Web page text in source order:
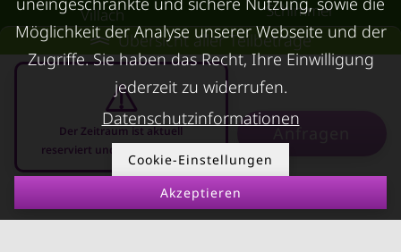
Übersicht aller Teilbeträge
Der Zeitraum ist aktuell
reserviert und nicht anfragbar
-
Anfragen
Villach
Wohnen auf Zeit in Wels
Kurzzeitmiete Klagenfurt
Wohnen auf Zeit
Dornbirn
Kurzzeitmiete
Schimmel
Trennungswohnung
Filmförderung
Österreich
RUND UMS
KONTAKT
Möglichkeit der Analyse unserer Webseite und der
Zugriffe. Sie haben das Recht, Ihre Einwilligung
jederzeit zu widerrufen.
Datenschutzinformationen
Cookie-Einstellungen
Akzeptieren